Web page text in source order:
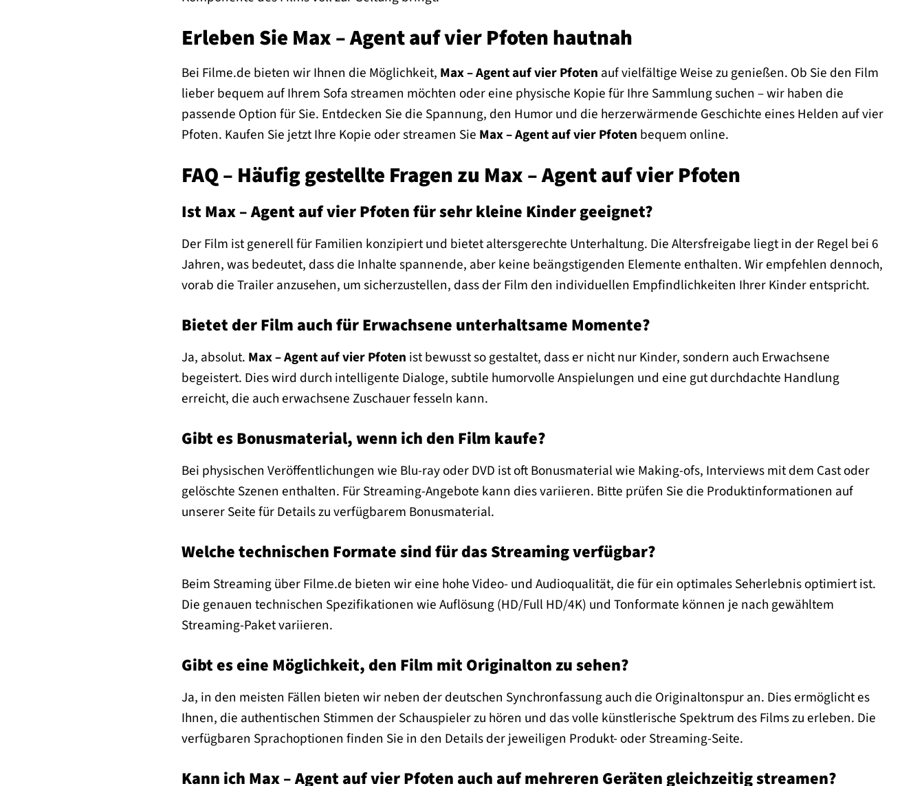
Erleben Sie Max – Agent auf vier Pfoten hautnah
Bei Filme.de bieten wir Ihnen die Möglichkeit, Max – Agent auf vier Pfoten auf vielfältige Weise zu genießen. Ob Sie den Film
lieber bequem auf Ihrem Sofa streamen möchten oder eine physische Kopie für Ihre Sammlung suchen – wir haben die
passende Option für Sie. Entdecken Sie die Spannung, den Humor und die herzerwärmende Geschichte eines Helden auf vier
Pfoten. Kaufen Sie jetzt Ihre Kopie oder streamen Sie Max – Agent auf vier Pfoten bequem online.
FAQ – Häufig gestellte Fragen zu Max – Agent auf vier Pfoten
Ist Max – Agent auf vier Pfoten für sehr kleine Kinder geeignet?
Der Film ist generell für Familien konzipiert und bietet altersgerechte Unterhaltung. Die Altersfreigabe liegt in der Regel bei 6
Jahren, was bedeutet, dass die Inhalte spannende, aber keine beängstigenden Elemente enthalten. Wir empfehlen dennoch,
vorab die Trailer anzusehen, um sicherzustellen, dass der Film den individuellen Empfindlichkeiten Ihrer Kinder entspricht.
Bietet der Film auch für Erwachsene unterhaltsame Momente?
Ja, absolut. Max – Agent auf vier Pfoten ist bewusst so gestaltet, dass er nicht nur Kinder, sondern auch Erwachsene
begeistert. Dies wird durch intelligente Dialoge, subtile humorvolle Anspielungen und eine gut durchdachte Handlung
erreicht, die auch erwachsene Zuschauer fesseln kann.
Gibt es Bonusmaterial, wenn ich den Film kaufe?
Bei physischen Veröffentlichungen wie Blu-ray oder DVD ist oft Bonusmaterial wie Making-ofs, Interviews mit dem Cast oder
gelöschte Szenen enthalten. Für Streaming-Angebote kann dies variieren. Bitte prüfen Sie die Produktinformationen auf
unserer Seite für Details zu verfügbarem Bonusmaterial.
Welche technischen Formate sind für das Streaming verfügbar?
Beim Streaming über Filme.de bieten wir eine hohe Video- und Audioqualität, die für ein optimales Seherlebnis optimiert ist.
Die genauen technischen Spezifikationen wie Auflösung (HD/Full HD/4K) und Tonformate können je nach gewähltem
Streaming-Paket variieren.
Gibt es eine Möglichkeit, den Film mit Originalton zu sehen?
Ja, in den meisten Fällen bieten wir neben der deutschen Synchronfassung auch die Originaltonspur an. Dies ermöglicht es
Ihnen, die authentischen Stimmen der Schauspieler zu hören und das volle künstlerische Spektrum des Films zu erleben. Die
verfügbaren Sprachoptionen finden Sie in den Details der jeweiligen Produkt- oder Streaming-Seite.
Kann ich Max – Agent auf vier Pfoten auch auf mehreren Geräten gleichzeitig streamen?